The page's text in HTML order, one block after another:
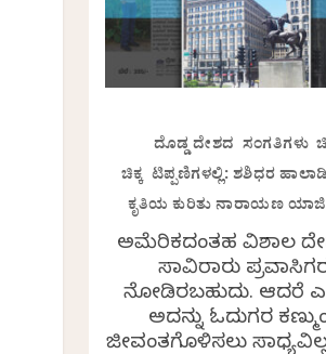
ದೊಡ್ಡ ದೇಶದ ಸಂಗತಿಗಳು
ಚಿಕ್ಕ ಟಿಪ್ಪಣಿಗಳಲ್ಲಿ: ಶಶಿಧರ
ಕೃತಿಯ ಕುರಿತು ನಾರಾಯಣ
ಅಮೆರಿಕದಂತಹ ವಿಶಾಲ
ಸಾವಿರಾರು
ನೋಡಿರಬಹುದು. ಆದರೆ
ಅದನ್ನು ಓದುಗರ
ಜೀವಂತಗೊಳಿಸಲು